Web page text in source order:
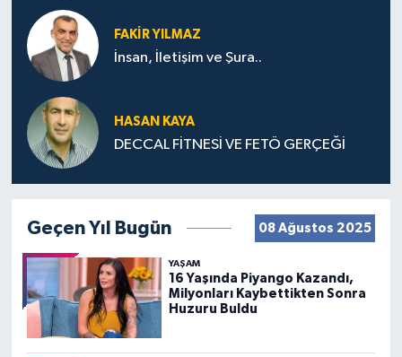
FAKIR YILMAZ
İnsan, İletişim ve Şura..
HASAN KAYA
DECCAL FİTNESİ VE FETÖ GERÇEĞİ
Geçen Yıl Bugün 08 Ağustos 2025
YAŞAM
16 Yaşında Piyango Kazandı,
Milyonları Kaybettikten Sonra
Huzuru Buldu